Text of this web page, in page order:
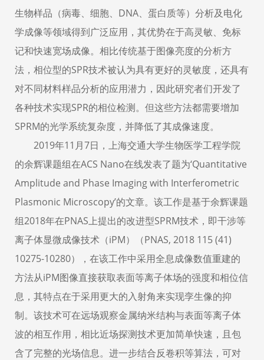
生物样品（病毒、细胞、DNA、蛋白质等）分析及电化
学成像等领域得到广泛应用，其优势在于高灵敏、免标
记和快速宽场成像。相比传统基于图像亮度的分析方
法，相位型的SPR技术被认为具有更好的灵敏度，还具有
对不同材料样品分析的应用潜力，因此研究者们开发了
各种技术实现SPR的相位检测。但这些方法都需要增加
SPRM的光学系统复杂度，并降低了其成像速度。
2019年11月7日，上海交通大学生物医学工程学院
的余辉课题组在ACS Nano在线发表了题为‘Quantitative
Amplitude and Phase Imaging with Interferometric
Plasmonic Microscopy’的文章。该工作是基于余辉课题
组2018年在PNAS上提出的改进型SPRM技术，即干涉等
离子体显微成像技术（iPM）（PNAS, 2018 115 (41)
10275-10280），在该工作中采用全息成像数值重建的
方法从iPM图像直接获取表面等离子体场的强度和相位信
息，其特点在于采用更大的入射角来实现孪生像的抑
制。该技术可在远场观察金属纳米结构与表面等离子体
波的相互作用，相比近场探测技术更加简单快速，且包
含了完整的光场信息。进一步结合反卷积等算法，可对